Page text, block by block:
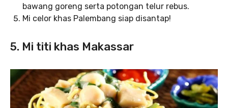
bawang goreng serta potongan telur rebus.
Mi celor khas Palembang siap disantap!
5. Mi titi khas Makassar